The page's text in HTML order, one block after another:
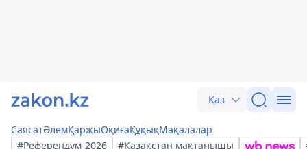
Қаз
СаясатӘлемҚаржыОқиғаҚұқықМақалалар
#Референдум-2026
#Қазақстан мақтанышы